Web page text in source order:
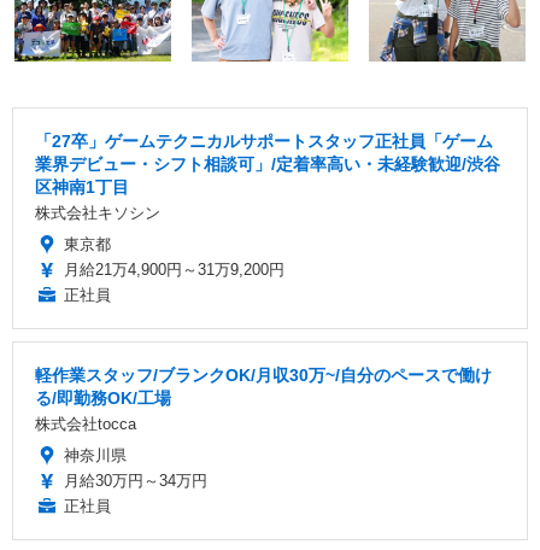
「27卒」ゲームテクニカルサポートスタッフ正社員「ゲーム
業界デビュー・シフト相談可」/定着率高い・未経験歓迎/渋谷
区神南1丁目
株式会社キソシン
東京都
月給21万4,900円～31万9,200円
正社員
軽作業スタッフ/ブランクOK/月収30万~/自分のペースで働け
る/即勤務OK/工場
株式会社tocca
神奈川県
月給30万円～34万円
正社員